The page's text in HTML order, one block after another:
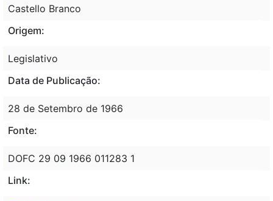
Castello Branco
Origem:
Legislativo
Data de Publicação:
28 de Setembro de 1966
Fonte:
DOFC 29 09 1966 011283 1
Link: